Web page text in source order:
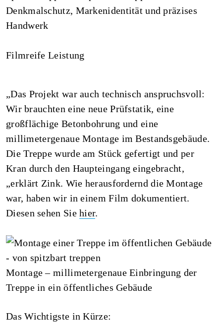
Denkmalschutz, Markenidentität und präzises
Handwerk
Filmreife Leistung
„Das Projekt war auch technisch anspruchsvoll:
Wir brauchten eine neue Prüfstatik, eine
großflächige Betonbohrung und eine
millimetergenaue Montage im Bestandsgebäude.
Die Treppe wurde am Stück gefertigt und per
Kran durch den Haupteingang eingebracht,
„erklärt Zink. Wie herausfordernd die Montage
war, haben wir in einem Film dokumentiert.
Diesen sehen Siehier.
Montage – millimetergenaue Einbringung der
Treppe in ein öffentliches Gebäude
Das Wichtigste in Kürze: